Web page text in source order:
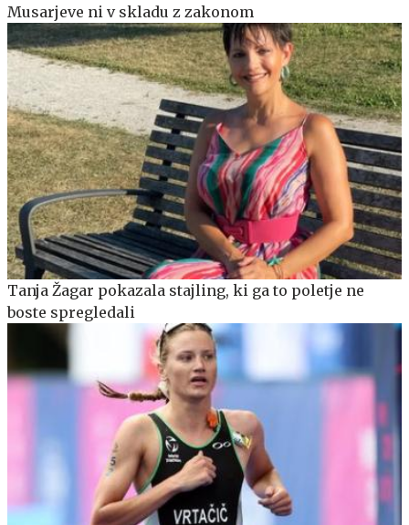
Musarjeve ni v skladu z zakonom
Tanja Žagar pokazala stajling, ki ga to poletje ne
boste spregledali